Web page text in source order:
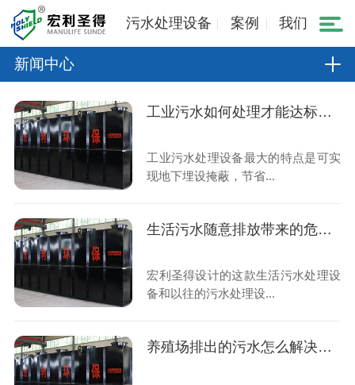
污水处理设备 案例 我们
新闻中心
工业污水如何处理才能达标排放？
工业污水处理设备最大的特点是可实
现地下埋设掩蔽，节省...
生活污水随意排放带来的危害与解决方式？
宏利圣得设计的这款生活污水处理设
备和以往的污水处理设...
养殖场排出的污水怎么解决才可以达到国家标准排放？